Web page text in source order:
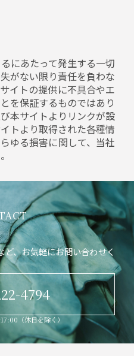
にあたって発生する一切
がない限り責任を負わな
イトの提供に不具合やエ
を保証するものではあり
本サイトよりリンクが設
トより取得された各種情
ゆる損害に関して、当社
、お気軽にお問い合わせく
4794
（休日を除く）